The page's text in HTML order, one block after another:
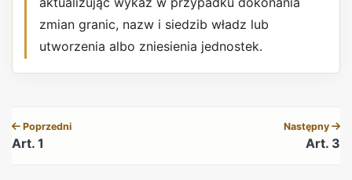
zmian granic, nazw i siedzib władz lub
utworzenia albo zniesienia jednostek.
Poprzedni
Art. 1
Następny
Art. 3